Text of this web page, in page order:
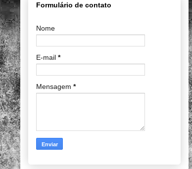
Formulário de contato
Nome
E-mail *
Mensagem *